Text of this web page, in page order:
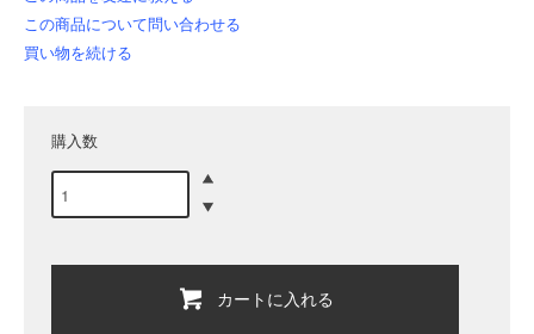
この商品について問い合わせる
買い物を続ける
購入数
カートに入れる